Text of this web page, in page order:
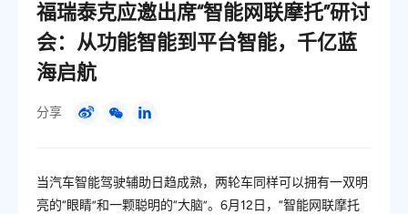
福瑞泰克应邀出席“智能网联摩托”研讨
会：从功能智能到平台智能，千亿蓝
海启航
分享
当汽车智能驾驶辅助日趋成熟，两轮车同样可以拥有一双明
亮的“眼睛”和一颗聪明的“大脑”。6月12日，“智能网联摩托